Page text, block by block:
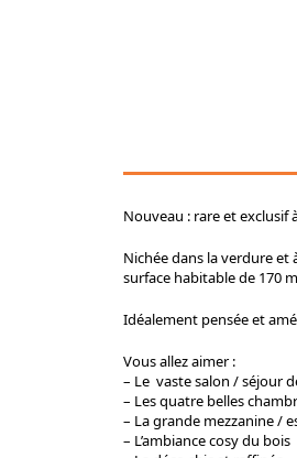
Nouveau : rare et exclusif
Nichée dans la verdure et
surface habitable de 170
Idéalement pensée et
Vous allez aimer :
– Le vaste salon / séjour
– Les quatre belles
– La grande mezzanine /
– L’ambiance cosy du bois